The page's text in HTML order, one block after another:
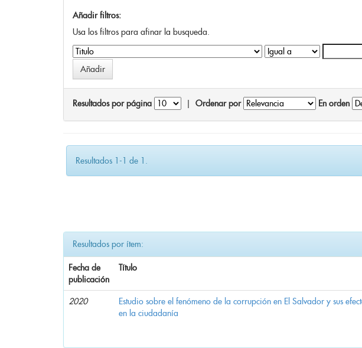
Añadir filtros:
Usa los filtros para afinar la busqueda.
Resultados por página Ordenar por En orden
Resultados 1-1 de 1.
Resultados por ítem:
Fecha de
publicación
Título
2020
Estudio sobre el fenómeno de la corrupción en El Salvador y sus
en la ciudadanía